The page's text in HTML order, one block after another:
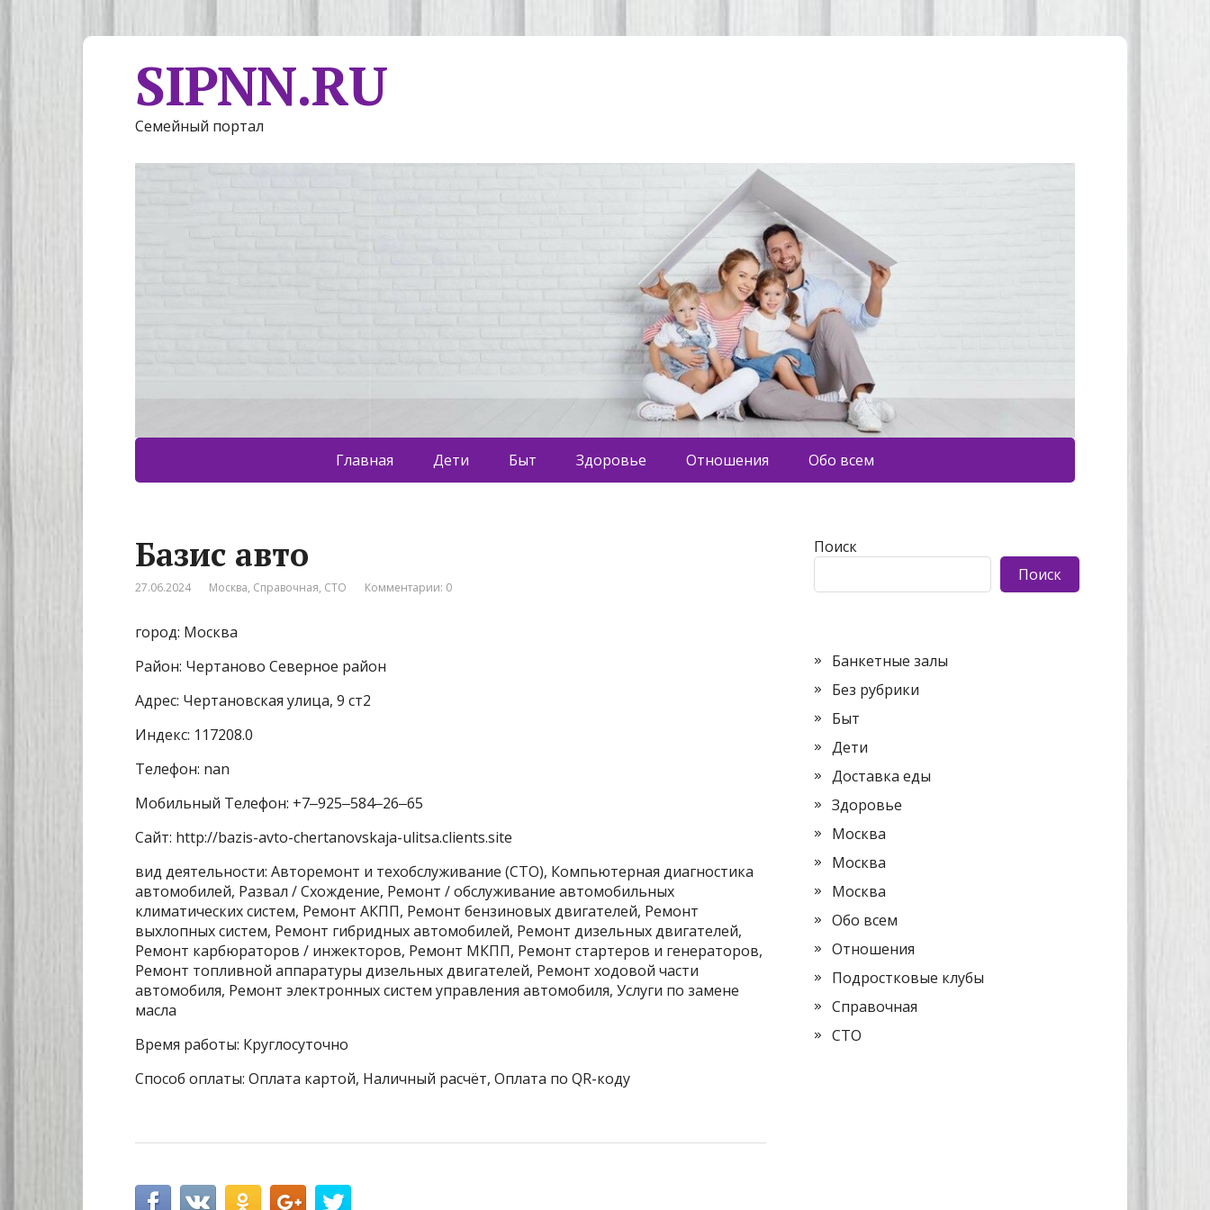
SIPNN.RU
Семейный портал
Главная Дети Быт Здоровье Отношения Обо всем
Базис авто
27.06.2024 Москва, Справочная, СТО Комментарии: 0
город: Москва
Район: Чертаново Северное район
Адрес: Чертановская улица, 9 ст2
Индекс: 117208.0
Телефон: nan
Мобильный Телефон: +7‒925‒584‒26‒65
Сайт: http://bazis-avto-chertanovskaja-ulitsa.clients.site
вид деятельности: Авторемонт и техобслуживание (СТО), Компьютерная диагностика
автомобилей, Развал / Схождение, Ремонт / обслуживание автомобильных
климатических систем, Ремонт АКПП, Ремонт бензиновых двигателей, Ремонт
выхлопных систем, Ремонт гибридных автомобилей, Ремонт дизельных двигателей,
Ремонт карбюраторов / инжекторов, Ремонт МКПП, Ремонт стартеров и генераторов,
Ремонт топливной аппаратуры дизельных двигателей, Ремонт ходовой части
автомобиля, Ремонт электронных систем управления автомобиля, Услуги по замене
масла
Время работы: Круглосуточно
Способ оплаты: Оплата картой, Наличный расчёт, Оплата по QR-коду
Поиск
Поиск
Банкетные залы
Без рубрики
Быт
Дети
Доставка еды
Здоровье
Москва
Москва
Москва
Обо всем
Отношения
Подростковые клубы
Справочная
СТО